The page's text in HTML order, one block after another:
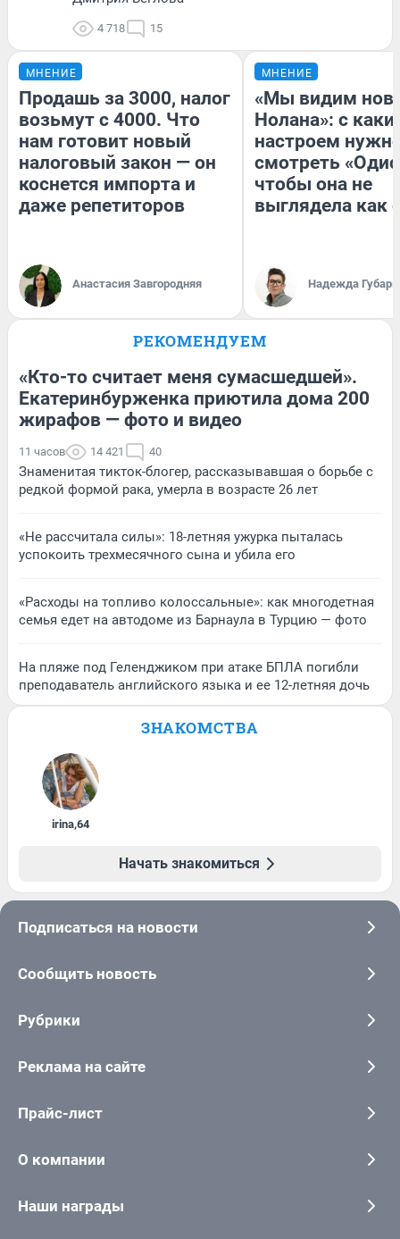
4 718 15
МНЕНИЕ
Продашь за 3000, налог
возьмут с 4000. Что
нам готовит новый
налоговый закон — он
коснется импорта и
даже репетиторов
Анастасия Завгородняя
МНЕНИЕ
«Мы видим
Нолана»: с
настроем
смотреть
чтобы она не
выглядела как
Надежда Губарь
РЕКОМЕНДУЕМ
«Кто-то считает меня сумасшедшей».
Екатеринбурженка приютила дома 200
жирафов — фото и видео
11 часов 14 421 40
Знаменитая тикток-блогер, рассказывавшая о борьбе с
редкой формой рака, умерла в возрасте 26 лет
«Не рассчитала силы»: 18-летняя ужурка пыталась
успокоить трехмесячного сына и убила его
«Расходы на топливо колоссальные»: как многодетная
семья едет на автодоме из Барнаула в Турцию — фото
На пляже под Геленджиком при атаке БПЛА погибли
преподаватель английского языка и ее 12-летняя дочь
ЗНАКОМСТВА
irina,64
Начать знакомиться
Подписаться на новости
Сообщить новость
Рубрики
Реклама на сайте
Прайс-лист
О компании
Наши награды